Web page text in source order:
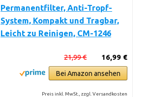
Permanentfilter, Anti-Tropf-
System, Kompakt und Tragbar,
Leicht zu Reinigen, CM-1246
16,99 €
21,99 €
Bei Amazon ansehen
Preis inkl. MwSt., zzgl. Versandkosten